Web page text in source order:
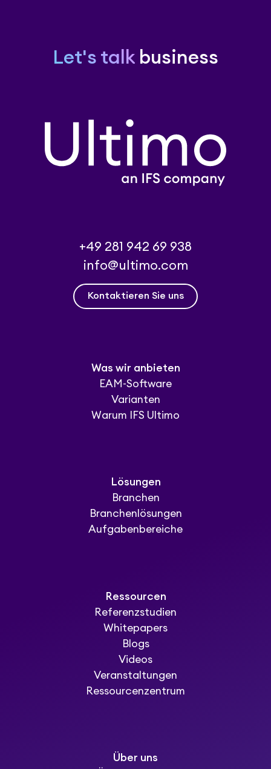
Let's talk business
+49 281 942 69 938
info@ultimo.com
Kontaktieren Sie uns
Was wir anbieten
EAM-Software
Varianten
Warum IFS Ultimo
Lösungen
Branchen
Branchenlösungen
Aufgabenbereiche
Ressourcen
Referenzstudien
Whitepapers
Blogs
Videos
Veranstaltungen
Ressourcenzentrum
Über uns